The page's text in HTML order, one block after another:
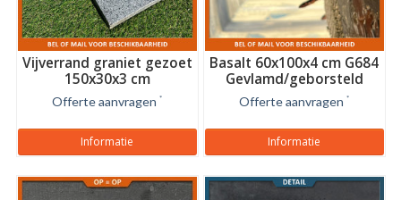
Vijverrand graniet gezoet
150x30x3 cm
Offerte aanvragen *
Informatie
Basalt 60x100x4 cm G684
Gevlamd/geborsteld
Offerte aanvragen *
Informatie